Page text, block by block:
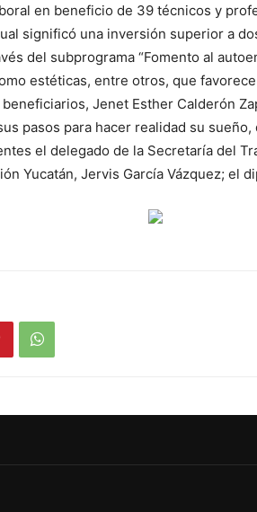
en beneficio de 39 técnicos y
significó una inversión superior a
del subprograma “Fomento al
estéticas, entre otros, que
Jenet Esther Calderón
pasos para hacer realidad su
el delegado de la Secretaría del
Yucatán, Jervis García Vázquez; el